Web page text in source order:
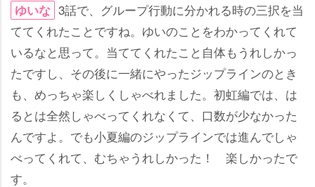
ゆいな 3話で、グループ行動に分かれる時の三択を当
ててくれたことですね。ゆいのことをわかってくれて
いるなと思って。当ててくれたこと自体もうれしかっ
たですし、その後に一緒にやったジップラインのとき
も、めっちゃ楽しくしゃべれました。初虹編では、は
るとは全然しゃべってくれなくて、口数が少なかった
んですよ。でも小夏編のジップラインでは進んでしゃ
べってくれて、むちゃうれしかった！ 楽しかったで
す。